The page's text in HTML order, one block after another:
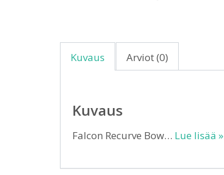
Kuvaus Arviot (0)
Kuvaus
Falcon Recurve Bow… Lue lisää »